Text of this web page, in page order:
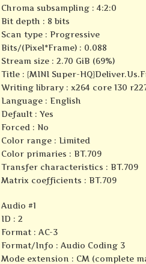
Chroma subsampling : 4:2:0
Bit depth : 8 bits
Scan type : Progressive
Bits/(Pixel*Frame) : 0.088
Stream size : 2.70 GiB (69%)
Title : {MINI Super-
Writing library : x264 core 130
Language : English
Default : Yes
Forced : No
Color range : Limited
Color primaries : BT.709
Transfer characteristics : BT.709
Matrix coefficients : BT.709
Audio #1
ID : 2
Format : AC-3
Format/Info : Audio Coding 3
Mode extension : CM (complete